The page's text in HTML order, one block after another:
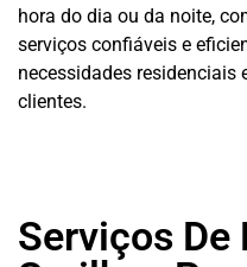
hora do dia ou da noite,
serviços confiáveis e
necessidades residenciais
clientes.
Serviços De